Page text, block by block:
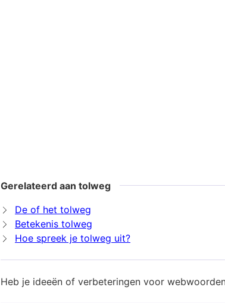
Gerelateerd aan tolweg
De of het tolweg
Betekenis tolweg
Hoe spreek je tolweg uit?
Heb je ideeën of verbeteringen voor